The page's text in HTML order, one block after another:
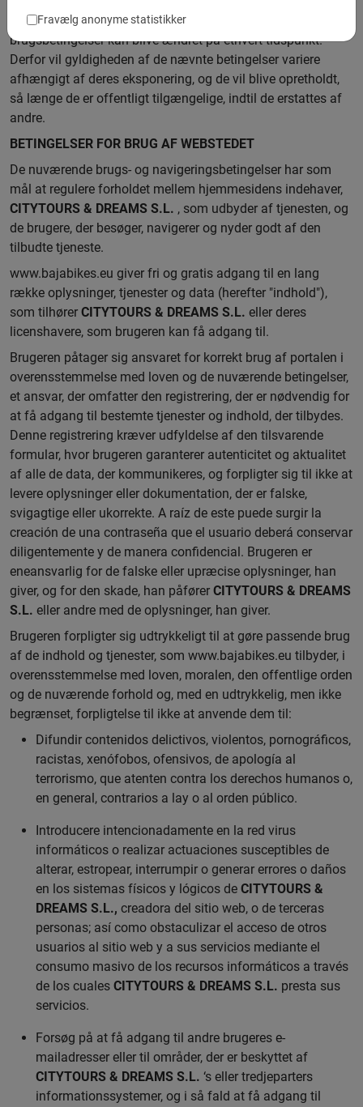
Fravælg anonyme statistikker
erklæring grundigt igennem, da de respektive
brugsbetingelser kan blive ændret på ethvert tidspunkt.
Derfor vil gyldigheden af de nævnte betingelser variere
afhængigt af deres eksponering, og de vil blive opretholdt,
så længe de er offentligt tilgængelige, indtil de erstattes af
andre.
BETINGELSER FOR BRUG AF WEBSTEDET
De nuværende brugs- og navigeringsbetingelser har som
mål at regulere forholdet mellem hjemmesidens indehaver,
CITYTOURS & DREAMS S.L. , som udbyder af tjenesten, og
de brugere, der besøger, navigerer og nyder godt af den
tilbudte tjeneste.
www.bajabikes.eu giver fri og gratis adgang til en lang
række oplysninger, tjenester og data (herefter "indhold"),
som tilhører CITYTOURS & DREAMS S.L. eller deres
licenshavere, som brugeren kan få adgang til.
Brugeren påtager sig ansvaret for korrekt brug af portalen i
overensstemmelse med loven og de nuværende betingelser,
et ansvar, der omfatter den registrering, der er nødvendig for
at få adgang til bestemte tjenester og indhold, der tilbydes.
Denne registrering kræver udfyldelse af den tilsvarende
formular, hvor brugeren garanterer autenticitet og aktualitet
af alle de data, der kommunikeres, og forpligter sig til ikke at
levere oplysninger eller dokumentation, der er falske,
svigagtige eller ukorrekte. A raíz de este puede surgir la
creación de una contraseña que el usuario deberá conservar
diligentemente y de manera confidencial. Brugeren er
eneansvarlig for de falske eller upræcise oplysninger, han
giver, og for den skade, han påfører CITYTOURS & DREAMS
S.L. eller andre med de oplysninger, han giver.
Brugeren forpligter sig udtrykkeligt til at gøre passende brug
af de indhold og tjenester, som www.bajabikes.eu tilbyder, i
overensstemmelse med loven, moralen, den offentlige orden
og de nuværende forhold og, med en udtrykkelig, men ikke
begrænset, forpligtelse til ikke at anvende dem til:
Difundir contenidos delictivos, violentos, pornográficos,
racistas, xenófobos, ofensivos, de apología al
terrorismo, que atenten contra los derechos humanos o,
en general, contrarios a lay o al orden público.
Introducere intencionadamente en la red virus
informáticos o realizar actuaciones susceptibles de
alterar, estropear, interrumpir o generar errores o daños
en los sistemas físicos y lógicos de CITYTOURS &
DREAMS S.L., creadora del sitio web, o de terceras
personas; así como obstaculizar el acceso de otros
usuarios al sitio web y a sus servicios mediante el
consumo masivo de los recursos informáticos a través
de los cuales CITYTOURS & DREAMS S.L. presta sus
servicios.
Forsøg på at få adgang til andre brugeres e-
mailadresser eller til områder, der er beskyttet af
CITYTOURS & DREAMS S.L. ‘s eller tredjeparters
informationssystemer, og i så fald at få adgang til